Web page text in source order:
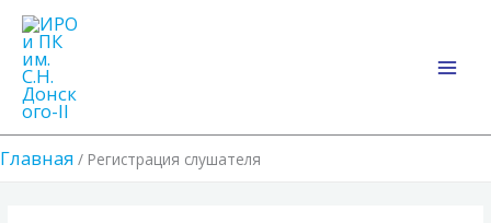
Перейти
содержимому
Главная Регистрация слушателя